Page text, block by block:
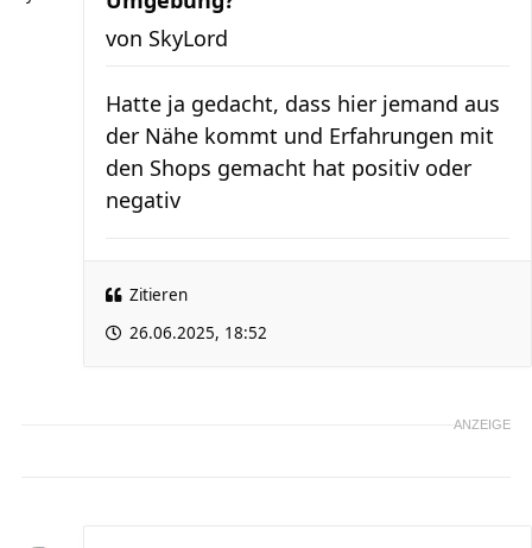
von SkyLord
Hatte ja gedacht, dass hier jemand aus
der Nähe kommt und Erfahrungen mit
den Shops gemacht hat positiv oder
negativ
Zitieren
26.06.2025, 18:52
ANZEIGE